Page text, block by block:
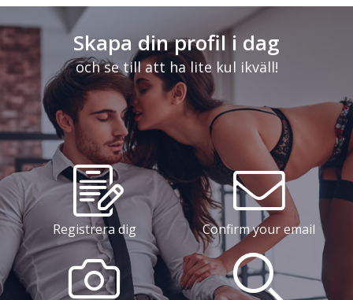
Skapa din profil i dag
och se till att ha lite kul ikväll!
Registrera dig Confirm your email